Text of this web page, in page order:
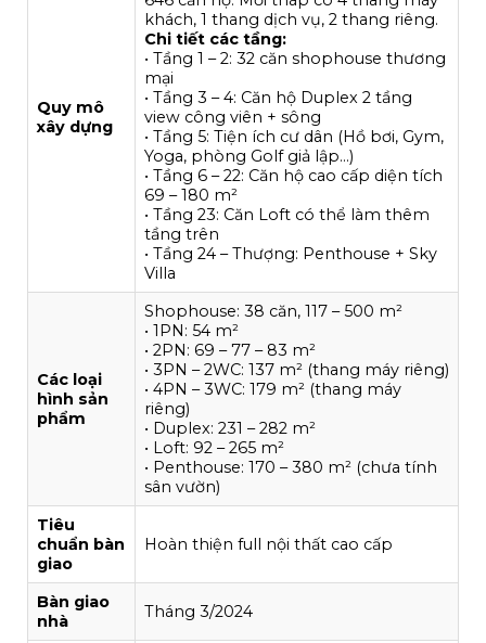
Quy mô
xây dựng
khách, 1 thang dịch vụ, 2 thang riêng.
Chi tiết các tầng:
• Tầng 1 – 2: 32 căn shophouse thương
mại
• Tầng 3 – 4: Căn hộ Duplex 2 tầng
view công viên + sông
• Tầng 5: Tiện ích cư dân (Hồ bơi, Gym,
Yoga, phòng Golf giả lập…)
• Tầng 6 – 22: Căn hộ cao cấp diện tích
69 – 180 m²
• Tầng 23: Căn Loft có thể làm thêm
tầng trên
• Tầng 24 – Thượng: Penthouse + Sky
Villa
Các loại
hình sản
phẩm
Shophouse: 38 căn, 117 – 500 m²
• 1PN: 54 m²
• 2PN: 69 – 77 – 83 m²
• 3PN – 2WC: 137 m² (thang máy riêng)
• 4PN – 3WC: 179 m² (thang máy
riêng)
• Duplex: 231 – 282 m²
• Loft: 92 – 265 m²
• Penthouse: 170 – 380 m² (chưa tính
sân vườn)
Tiêu
chuẩn bàn
giao
Hoàn thiện full nội thất cao cấp
Bàn giao
nhà
Tháng 3/2024